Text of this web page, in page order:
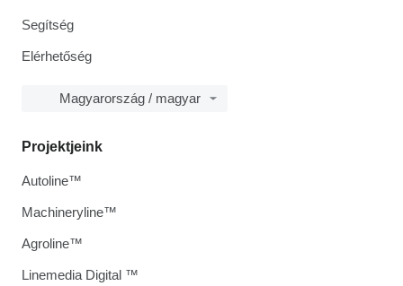
Segítség
Elérhetőség
Magyarország / magyar
Projektjeink
Autoline™
Machineryline™
Agroline™
Linemedia Digital ™